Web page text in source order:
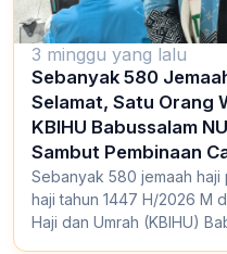
3 minggu yang lalu
Sebanyak 580
Selamat, Satu Orang
KBIHU Babussalam
Sambut Pembinaan
Sebanyak 580 jemaah
haji tahun 1447 H/2026 M
Haji dan Umrah (KBIHU)